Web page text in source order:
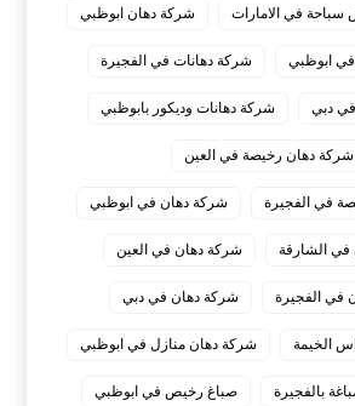
سباحة في الامارات شركة دهان ابوظبي
ابوظبي شركة دهانات في الفجيرة
دبي شركة دهانات وديكور بابوظبي
شركة دهان رخيصة في العين
في الفجيرة شركة دهان في ابوظبي
الشارقة شركة دهان في العين
في الفجيرة شركة دهان في دبي
الخيمة شركة دهان منازل في ابوظبي
بالفجيرة صباغ رخيص في ابوظبي